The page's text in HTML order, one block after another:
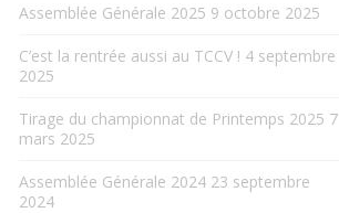
Assemblée Générale 2025 9 octobre 2025
C’est la rentrée aussi au TCCV ! 4 septembre
2025
Tirage du championnat de Printemps 2025 7
mars 2025
Assemblée Générale 2024 23 septembre
2024